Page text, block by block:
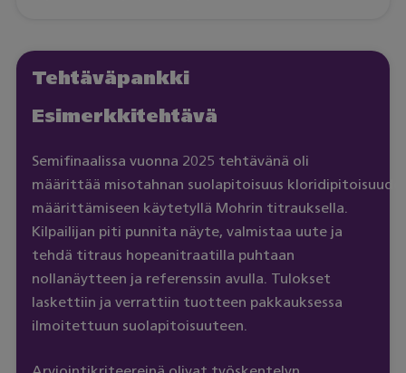
Tehtäväpankki
Esimerkkitehtävä
Semifinaalissa vuonna 2025 tehtävänä oli
määrittää misotahnan suolapitoisuus
määrittämiseen käytetyllä Mohrin titrauksella.
Kilpailijan piti punnita näyte, valmistaa uute ja
tehdä titraus hopeanitraatilla puhtaan
nollanäytteen ja referenssin avulla. Tulokset
laskettiin ja verrattiin tuotteen pakkauksessa
ilmoitettuun suolapitoisuuteen.